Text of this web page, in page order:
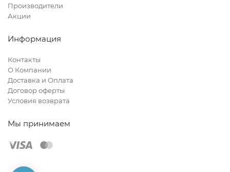
Производители
Акции
Информация
Контакты
О Компании
Доставка и Оплата
Договор оферты
Условия возврата
Мы принимаем